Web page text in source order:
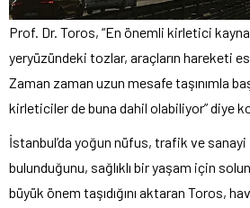
Prof. Dr. Toros, “En önemli kirletici
yeryüzündeki tozlar, araçların hareketi
Zaman zaman uzun mesafe taşınımla
kirleticiler de buna dahil olabiliyor” diye
İstanbul’da yoğun nüfus, trafik ve
bulunduğunu, sağlıklı bir yaşam için
büyük önem taşıdığını aktaran Toros,